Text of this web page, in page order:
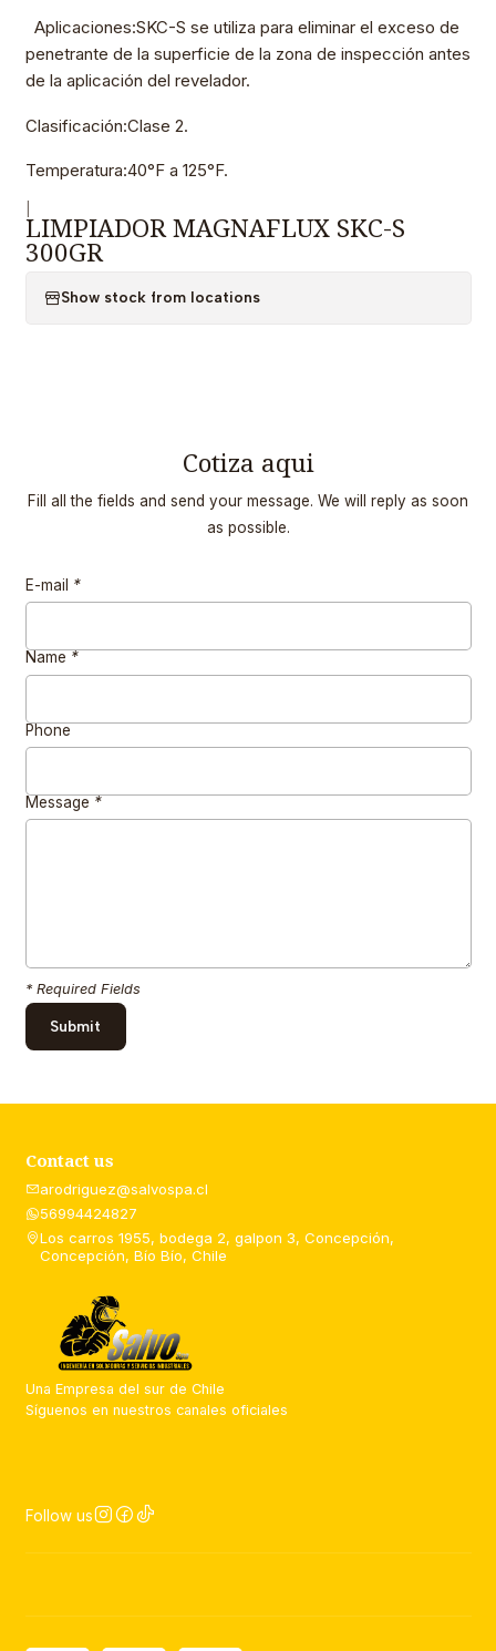
Aplicaciones:SKC-S se utiliza para eliminar el exceso de
penetrante de la superficie de la zona de inspección antes
de la aplicación del revelador.
Clasificación:Clase 2.
Temperatura:40°F a 125°F.
LIMPIADOR MAGNAFLUX SKC-S
300GR
Show stock from locations
Cotiza aqui
Fill all the fields and send your message. We will reply as soon
as possible.
E-mail *
Name *
Phone
Message *
* Required Fields
Contact us
arodriguez@salvospa.cl
56994424827
Los carros 1955, bodega 2, galpon 3, Concepción,
Concepción, Bío Bío, Chile
Una Empresa del sur de Chile
Síguenos en nuestros canales oficiales
Follow us